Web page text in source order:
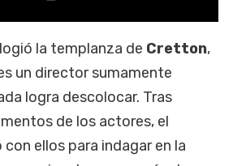
la templanza de Cretton,
un director sumamente
logra descolocar. Tras
de los actores, el
ellos para indagar en la